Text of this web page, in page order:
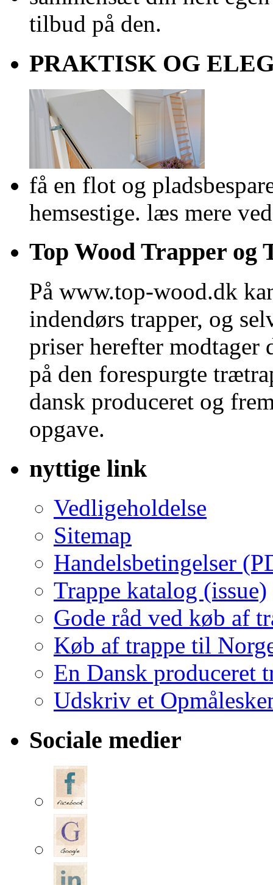
tilbud på den.
PRAKTISK OG
få en flot og
hemsestige. læs mere
Top Wood Trapper og
På www.top-wood.dk
indendørs trapper, og
priser herefter modtager
på den forespurgte
dansk produceret og
opgave.
nyttige link
Vedligeholdelse
Sitemap
Handelsbetingelser
Trappe katalog (issue)
Gode råd ved køb af
Køb af trappe til
En Dansk produceret
Udskriv et
Sociale medier